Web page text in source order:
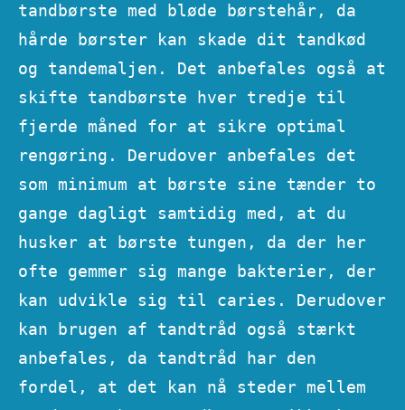
tandbørste med bløde børstehår, da
hårde børster kan skade dit tandkød
og tandemaljen. Det anbefales også at
skifte tandbørste hver tredje til
fjerde måned for at sikre optimal
rengøring. Derudover anbefales det
som minimum at børste sine tænder to
gange dagligt samtidig med, at du
husker at børste tungen, da der her
ofte gemmer sig mange bakterier, der
kan udvikle sig til caries. Derudover
kan brugen af tandtråd også stærkt
anbefales, da tandtråd har den
fordel, at det kan nå steder mellem